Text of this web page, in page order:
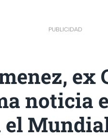
PUBLICIDAD
ex
noticia
el